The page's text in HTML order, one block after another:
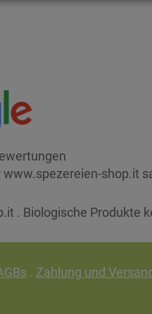
shop.it
. Biologische Produkte
. Zahlung und